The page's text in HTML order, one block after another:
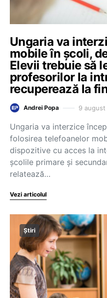
Ungaria va
mobile în școli,
Elevii trebuie să
profesorilor la
recuperează la
Andrei Popa 9
Ungaria va interzice
folosirea telefoanelor
dispozitive cu acces la
şcolile primare şi
relatează…
Vezi articolul
Știri